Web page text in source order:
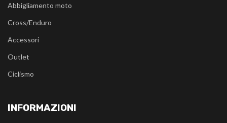
Abbigliamento moto
Cross/Enduro
Accessori
Outlet
Ciclismo
INFORMAZIONI